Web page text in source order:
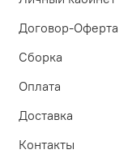
Договор-Оферта
Сборка
Оплата
Доставка
Контакты